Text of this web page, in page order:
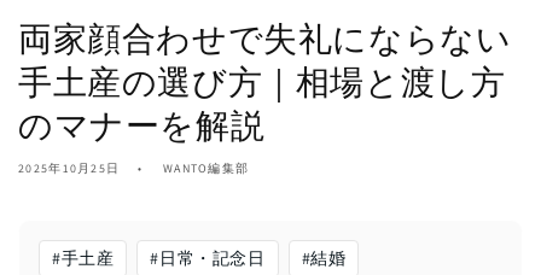
両家顔合わせで失礼にならない
手土産の選び方｜相場と渡し方
のマナーを解説
2025年10月25日 WANTO編集部
#手土産 #日常・記念日 #結婚